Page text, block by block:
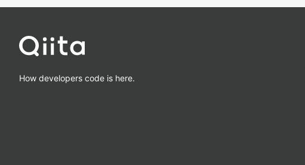
How developers code is here.